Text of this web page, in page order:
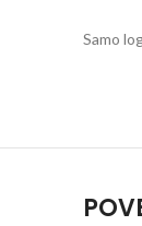
Samo